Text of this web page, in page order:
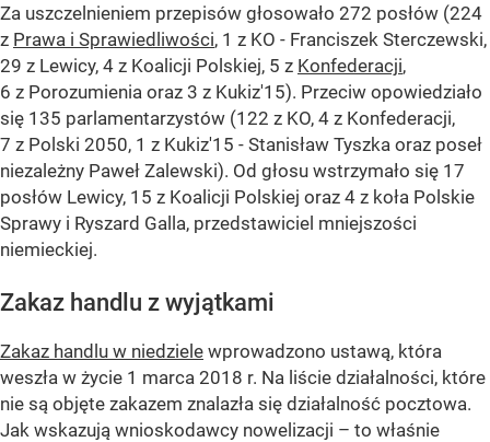
Za uszczelnieniem przepisów głosowało 272 posłów (224
z Prawa i Sprawiedliwości, 1 z KO - Franciszek Sterczewski,
29 z Lewicy, 4 z Koalicji Polskiej, 5 z Konfederacji,
6 z Porozumienia oraz 3 z Kukiz'15). Przeciw opowiedziało
się 135 parlamentarzystów (122 z KO, 4 z Konfederacji,
7 z Polski 2050, 1 z Kukiz'15 - Stanisław Tyszka oraz poseł
niezależny Paweł Zalewski). Od głosu wstrzymało się 17
posłów Lewicy, 15 z Koalicji Polskiej oraz 4 z koła Polskie
Sprawy i Ryszard Galla, przedstawiciel mniejszości
niemieckiej.
Zakaz handlu z wyjątkami
Zakaz handlu w niedziele wprowadzono ustawą, która
weszła w życie 1 marca 2018 r. Na liście działalności, które
nie są objęte zakazem znalazła się działalność pocztowa.
Jak wskazują wnioskodawcy nowelizacji – to właśnie